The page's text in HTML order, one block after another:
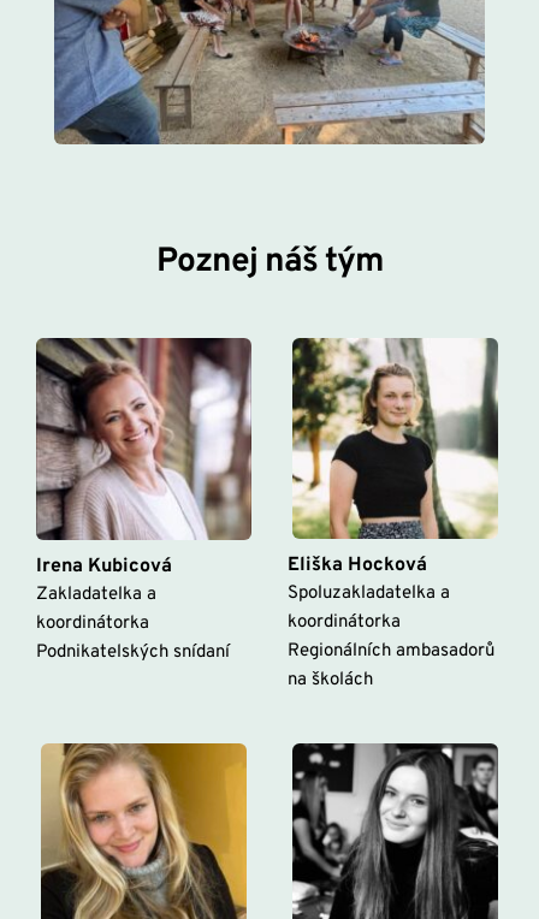
Poznej náš tým
Irena Kubicová
Zakladatelka a
koordinátorka
Podnikatelských snídaní
Eliška Hocková
Spoluzakladatelka a
koordinátorka
Regionálních ambasadorů
na školách